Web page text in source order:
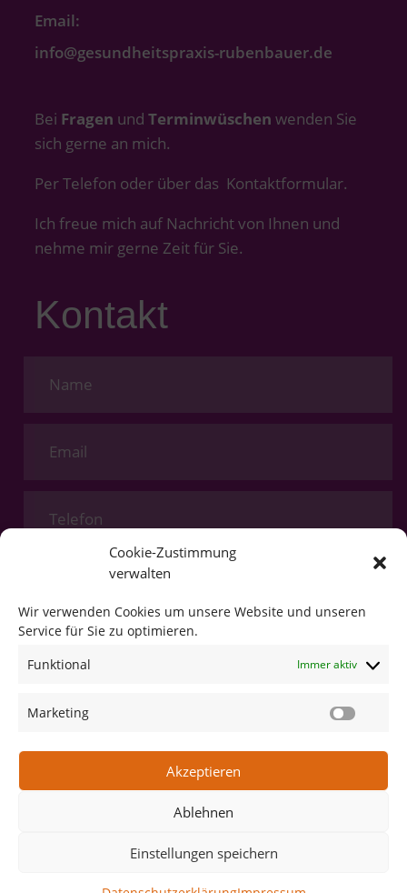
Cookie-Zustimmung
verwalten
Wir verwenden Cookies um unsere Website und unseren
Service für Sie zu optimieren.
Funktional
Immer aktiv
Marketing
Akzeptieren
Ablehnen
Einstellungen speichern
Email:
info@gesundheitspraxis-rubenbauer.de
Bei Fragen und Terminwüschen wenden Sie
sich gerne an mich.
Per Telefon oder über das Kontaktformular.
Ich freue mich auf Nachricht von Ihnen und
nehme mir gerne Zeit für Sie.
Kontakt
Senden
Datenschutzerklärung